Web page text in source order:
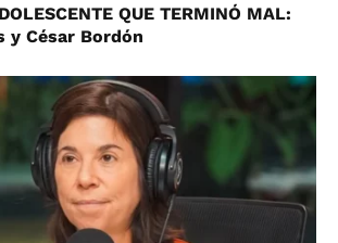
QUE TERMINÓ MAL:
y César Bordón